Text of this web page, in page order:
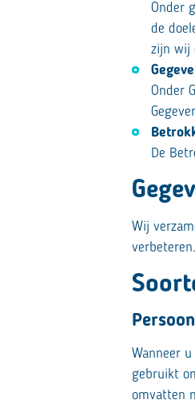
Onder
de
zijn wij
Onder
De
Wij
verbeteren.
Wanneer
gebruikt
omvatten